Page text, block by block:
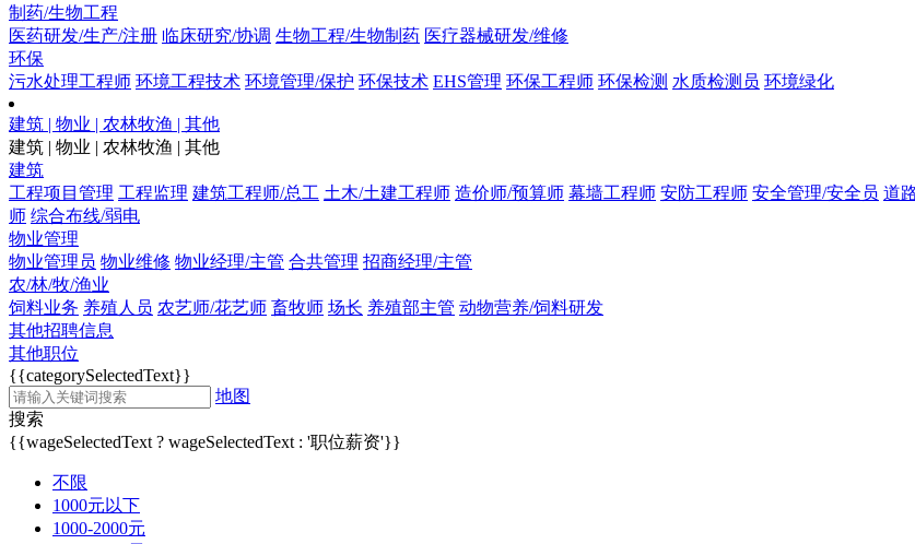
制药/生物工程
医药研发/生产/注册 临床研究/协调 生物工程/生物制药 医疗器械研发/维修
环保
污水处理工程师 环境工程技术 环境管理/保护 环保技术 EHS管理 环保工程师 环保检测 水质检测员 环境绿化
建筑 | 物业 | 农林牧渔 | 其他
建筑 | 物业 | 农林牧渔 | 其他
建筑
工程项目管理 工程监理 建筑工程师/总工 土木/土建工程师 造价师/预算师 幕墙工程师 安防工程师 安全管理/安全员 道
师 综合布线/弱电
物业管理
物业管理员 物业维修 物业经理/主管 合共管理 招商经理/主管
农/林/牧/渔业
饲料业务 养殖人员 农艺师/花艺师 畜牧师 场长 养殖部主管 动物营养/饲料研发
其他招聘信息
其他职位
{{categorySelectedText}}
地图
搜索
{{wageSelectedText ? wageSelectedText : '职位薪资'}}
不限
1000元以下
1000-2000元